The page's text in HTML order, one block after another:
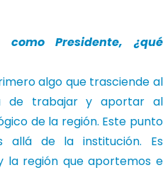
Presidente, ¿qué
algo que trasciende al
de trabajar y aportar al
de la región. Este punto
de la institución. Es
la región que aportemos e